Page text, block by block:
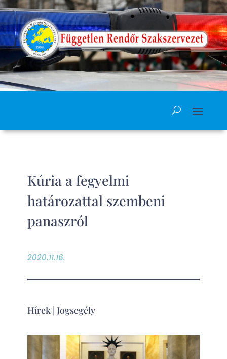
Kúria a fegyelmi
határozattal szembeni
panaszról
2020.11.16.
Hírek| Jogsegély